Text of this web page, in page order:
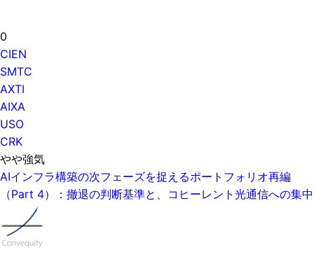
0
CIEN
SMTC
AXTI
AIXA
USO
CRK
やや強気
AIインフラ構築の次フェーズを捉えるポートフォリオ再編
（Part 4）：撤退の判断基準と、コヒーレント光通信への集中